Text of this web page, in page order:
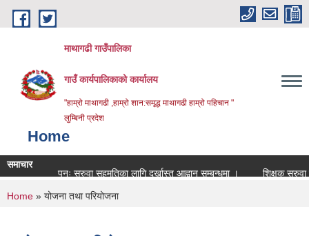
Skip to main content
माथागढी गाउँपालिका
गाउँ कार्यपालिकाको कार्यालय
"हाम्रो माथागढी ,हाम्रो शान:समृद्ध माथागढी हाम्रो पहिचान "
लुम्बिनी प्रदेश
Home
समाचार
पुनः सरुवा सहमतिका लागि दर्खास्त आह्वान सम्बन्धमा ।
शिक्षक सरुवा
You are here
Home » योजना तथा परियोजना